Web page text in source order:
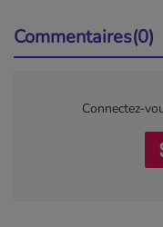
Commentaires(0)
Connectez-